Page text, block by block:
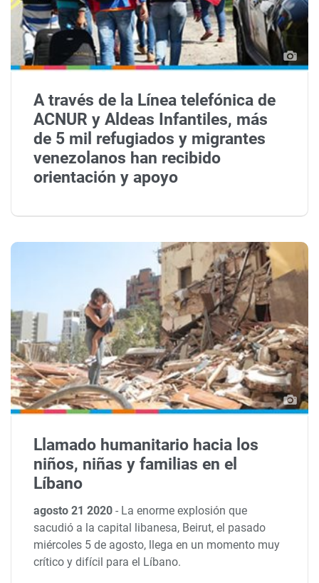
A través de la Línea telefónica de
ACNUR y Aldeas Infantiles, más
de 5 mil refugiados y migrantes
venezolanos han recibido
orientación y apoyo
Llamado humanitario hacia los
niños, niñas y familias en el
Líbano
agosto 21 2020- La enorme explosión que
sacudió a la capital libanesa, Beirut, el pasado
miércoles 5 de agosto, llega en un momento muy
crítico y difícil para el Líbano.